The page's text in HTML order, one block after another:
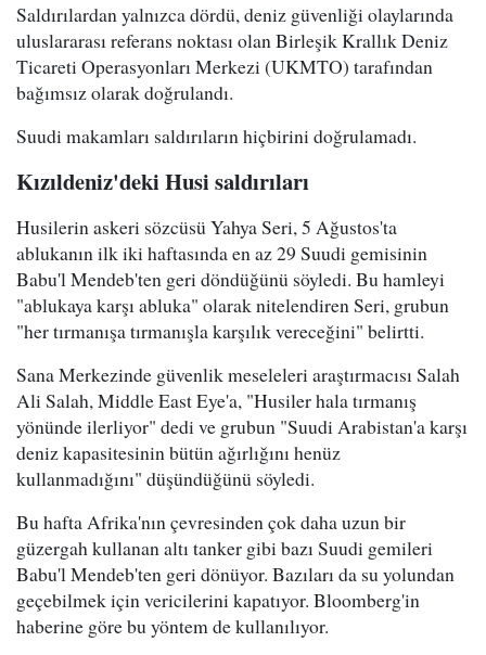
Saldırılardan yalnızca dördü, deniz güvenliği olaylarında
uluslararası referans noktası olan Birleşik Krallık Deniz
Ticareti Operasyonları Merkezi (UKMTO) tarafından
bağımsız olarak doğrulandı.
Suudi makamları saldırıların hiçbirini doğrulamadı.
Kızıldeniz'deki Husi saldırıları
Husilerin askeri sözcüsü Yahya Seri, 5 Ağustos'ta
ablukanın ilk iki haftasında en az 29 Suudi gemisinin
Babu'l Mendeb'ten geri döndüğünü söyledi. Bu hamleyi
"ablukaya karşı abluka" olarak nitelendiren Seri, grubun
"her tırmanışa tırmanışla karşılık vereceğini" belirtti.
Sana Merkezinde güvenlik meseleleri araştırmacısı Salah
Ali Salah, Middle East Eye'a, "Husiler hala tırmanış
yönünde ilerliyor" dedi ve grubun "Suudi Arabistan'a karşı
deniz kapasitesinin bütün ağırlığını henüz
kullanmadığını" düşündüğünü söyledi.
Bu hafta Afrika'nın çevresinden çok daha uzun bir
güzergah kullanan altı tanker gibi bazı Suudi gemileri
Babu'l Mendeb'ten geri dönüyor. Bazıları da su yolundan
geçebilmek için vericilerini kapatıyor. Bloomberg'in
haberine göre bu yöntem de kullanılıyor.